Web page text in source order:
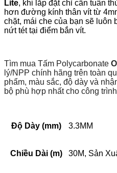
Lite, khi lắp đặt chỉ cần tuân
hơn đường kính thân vít từ
chặt, mái che của bạn sẽ luôn
nứt tét tại điểm bắn vít.
Tìm mua Tấm Polycarbonate
lý/NPP chính hãng trên toàn
phẩm, màu sắc, độ dày và
bộ phù hợp nhất cho công
Độ Dày (mm) 3.3MM
Chiều Dài (m) 30M, Sản